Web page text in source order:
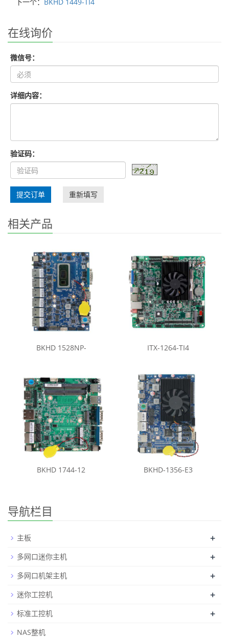
在线询价
微信号：
详细内容：
验证码：
提交订单 重新填写
相关产品
BKHD 1528NP- ITX-1264-TI4
BKHD 1744-12 BKHD-1356-E3
导航栏目
主板 +
多网口迷你主机 +
多网口机架主机 +
迷你工控机 +
标准工控机 +
NAS整机